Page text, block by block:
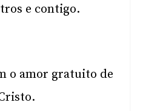
e contigo.
o amor gratuito de